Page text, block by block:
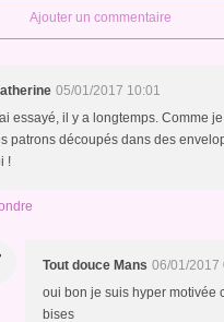
Ajouter un commentaire
05/01/2017 10:01
essayé, il y a longtemps. Comme
patrons découpés dans des
!
Tout douce Mans 06/01/2017
oui bon je suis hyper motivée
bises